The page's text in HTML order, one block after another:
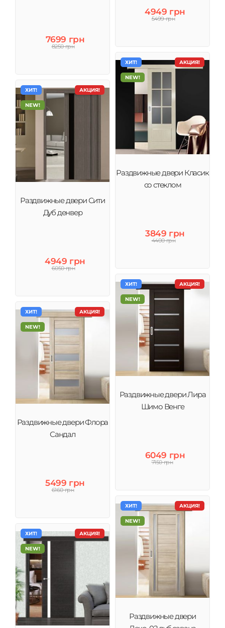
4949 грн
5499 грн
7699 грн
8250 грн
АКЦИЯ!
ХИТ!
NEW!
Раздвижные двери Класик
со стеклом
3849 грн
4400 грн
АКЦИЯ!
ХИТ!
NEW!
Раздвижные двери Сити
Дуб денвер
4949 грн
6050 грн
АКЦИЯ!
ХИТ!
NEW!
Раздвижные двери Лира
Шимо Венге
6049 грн
7150 грн
АКЦИЯ!
ХИТ!
NEW!
Раздвижные двери Флора
Сандал
5499 грн
6160 грн
АКЦИЯ!
ХИТ!
NEW!
Раздвижные двери
АКЦИЯ!
ХИТ!
NEW!